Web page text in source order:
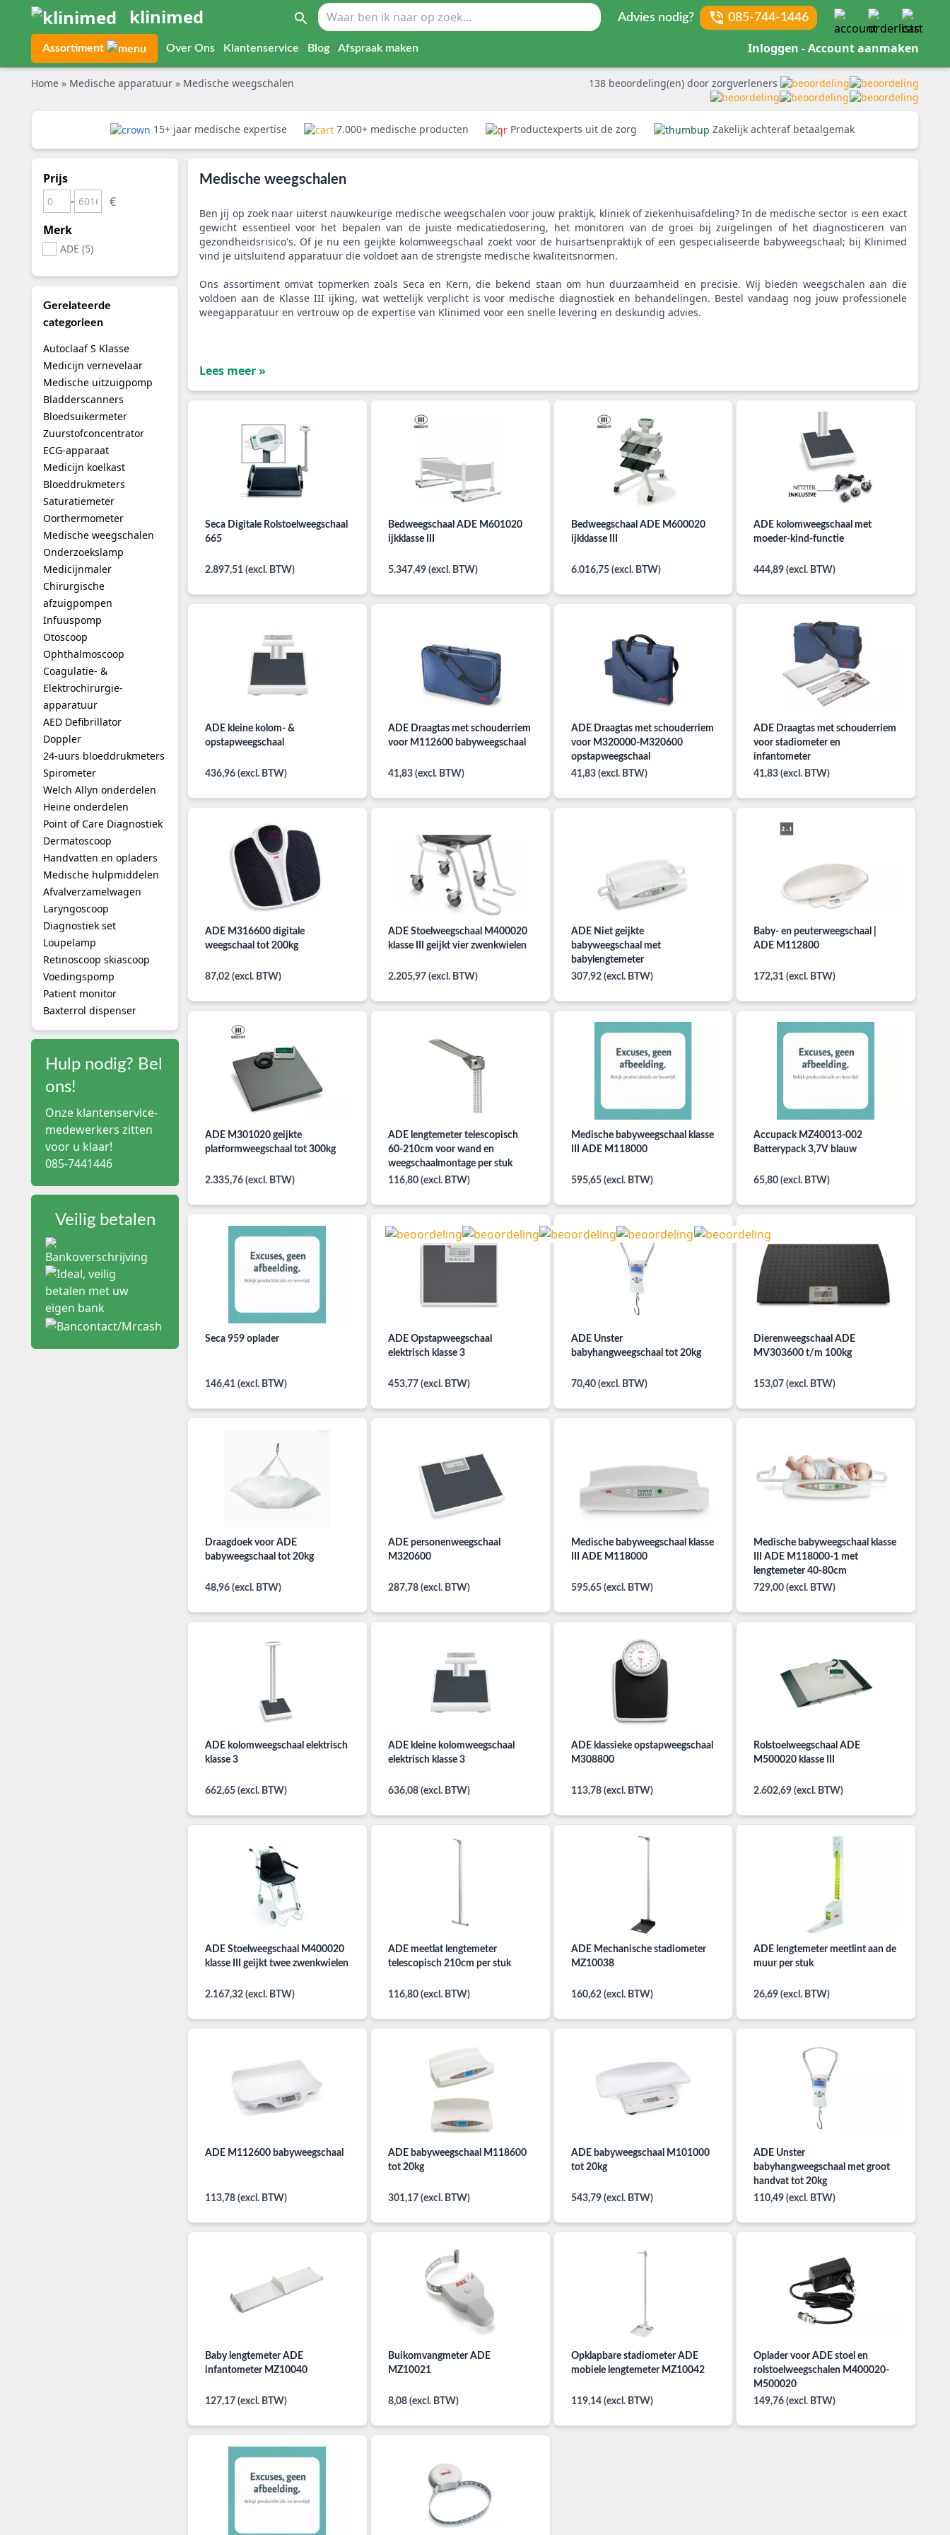
klinimed Advies nodig? 085-744-1446
Assortiment Over Ons Klantenservice Blog Afspraak maken Inloggen - Account aanmaken
Home » Medische apparatuur » Medische weegschalen 138 beoordeling(en) door zorgverleners
15+ jaar medische expertise 7.000+ medische producten Productexperts uit de zorg Zakelijk achteraf betaalgemak
Prijs
-
Merk
ADE (5)
Gerelateerde
categorieen
Autoclaaf S Klasse
Medicijn vernevelaar
Medische uitzuigpomp
Bladderscanners
Bloedsuikermeter
Zuurstofconcentrator
ECG-apparaat
Medicijn koelkast
Bloeddrukmeters
Saturatiemeter
Oorthermometer
Medische weegschalen
Onderzoekslamp
Medicijnmaler
Chirurgische
afzuigpompen
Infuuspomp
Otoscoop
Ophthalmoscoop
Coagulatie- &
Elektrochirurgie-
apparatuur
AED Defibrillator
Doppler
24-uurs bloeddrukmeters
Spirometer
Welch Allyn onderdelen
Heine onderdelen
Point of Care Diagnostiek
Dermatoscoop
Handvatten en opladers
Medische hulpmiddelen
Afvalverzamelwagen
Laryngoscoop
Diagnostiek set
Loupelamp
Retinoscoop skiascoop
Voedingspomp
Patient monitor
Baxterrol dispenser
Hulp nodig? Bel
ons!
Onze klantenservice-
medewerkers zitten
voor u klaar!
085-7441446
Veilig betalen
Medische weegschalen
Ben jij op zoek naar uiterst nauwkeurige medische weegschalen voor jouw praktijk, kliniek of ziekenhuisafdeling? In de medische sector is een exact
gewicht essentieel voor het bepalen van de juiste medicatiedosering, het monitoren van de groei bij zuigelingen of het diagnosticeren van
gezondheidsrisico's. Of je nu een geijkte kolomweegschaal zoekt voor de huisartsenpraktijk of een gespecialiseerde babyweegschaal; bij Klinimed
vind je uitsluitend apparatuur die voldoet aan de strengste medische kwaliteitsnormen.
Ons assortiment omvat topmerken zoals Seca en Kern, die bekend staan om hun duurzaamheid en precisie. Wij bieden weegschalen aan die
voldoen aan de Klasse III ijking, wat wettelijk verplicht is voor medische diagnostiek en behandelingen. Bestel vandaag nog jouw professionele
weegapparatuur en vertrouw op de expertise van Klinimed voor een snelle levering en deskundig advies.
Lees meer »
Seca Digitale Rolstoelweegschaal
665
2.897,51 (excl. BTW)
Bedweegschaal ADE M601020
ijkklasse III
5.347,49 (excl. BTW)
Bedweegschaal ADE M600020
ijkklasse III
6.016,75 (excl. BTW)
ADE kolomweegschaal met
moeder-kind-functie
444,89 (excl. BTW)
ADE kleine kolom- &
opstapweegschaal
436,96 (excl. BTW)
ADE Draagtas met schouderriem
voor M112600 babyweegschaal
41,83 (excl. BTW)
ADE Draagtas met schouderriem
voor M320000-M320600
opstapweegschaal
41,83 (excl. BTW)
ADE Draagtas met schouderriem
voor stadiometer en
infantometer
41,83 (excl. BTW)
ADE M316600 digitale
weegschaal tot 200kg
87,02 (excl. BTW)
ADE Stoelweegschaal M400020
klasse III geijkt vier zwenkwielen
2.205,97 (excl. BTW)
ADE Niet geijkte
babyweegschaal met
babylengtemeter
307,92 (excl. BTW)
Baby- en peuterweegschaal |
ADE M112800
172,31 (excl. BTW)
ADE M301020 geijkte
platformweegschaal tot 300kg
2.335,76 (excl. BTW)
ADE lengtemeter telescopisch
60-210cm voor wand en
weegschaalmontage per stuk
116,80 (excl. BTW)
Medische babyweegschaal klasse
III ADE M118000
595,65 (excl. BTW)
Accupack MZ40013-002
Batterypack 3,7V blauw
65,80 (excl. BTW)
Seca 959 oplader
146,41 (excl. BTW)
ADE Opstapweegschaal
elektrisch klasse 3
453,77 (excl. BTW)
ADE Unster
babyhangweegschaal tot 20kg
70,40 (excl. BTW)
Dierenweegschaal ADE
MV303600 t/m 100kg
153,07 (excl. BTW)
Draagdoek voor ADE
babyweegschaal tot 20kg
48,96 (excl. BTW)
ADE personenweegschaal
M320600
287,78 (excl. BTW)
Medische babyweegschaal klasse
III ADE M118000
595,65 (excl. BTW)
Medische babyweegschaal klasse
III ADE M118000-1 met
lengtemeter 40-80cm
729,00 (excl. BTW)
ADE kolomweegschaal elektrisch
klasse 3
662,65 (excl. BTW)
ADE kleine kolomweegschaal
elektrisch klasse 3
636,08 (excl. BTW)
ADE klassieke opstapweegschaal
M308800
113,78 (excl. BTW)
Rolstoelweegschaal ADE
M500020 klasse III
2.602,69 (excl. BTW)
ADE Stoelweegschaal M400020
klasse III geijkt twee zwenkwielen
2.167,32 (excl. BTW)
ADE meetlat lengtemeter
telescopisch 210cm per stuk
116,80 (excl. BTW)
ADE Mechanische stadiometer
MZ10038
160,62 (excl. BTW)
ADE lengtemeter meetlint aan de
muur per stuk
26,69 (excl. BTW)
ADE M112600 babyweegschaal
113,78 (excl. BTW)
ADE babyweegschaal M118600
tot 20kg
301,17 (excl. BTW)
ADE babyweegschaal M101000
tot 20kg
543,79 (excl. BTW)
ADE Unster
babyhangweegschaal met groot
handvat tot 20kg
110,49 (excl. BTW)
Baby lengtemeter ADE
infantometer MZ10040
127,17 (excl. BTW)
Buikomvangmeter ADE
MZ10021
8,08 (excl. BTW)
Opklapbare stadiometer ADE
mobiele lengtemeter MZ10042
119,14 (excl. BTW)
Oplader voor ADE stoel en
rolstoelweegschalen M400020-
M500020
149,76 (excl. BTW)